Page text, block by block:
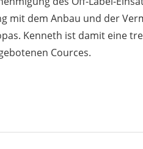
mit dem Anbau und der
Kenneth ist damit eine
Cources.